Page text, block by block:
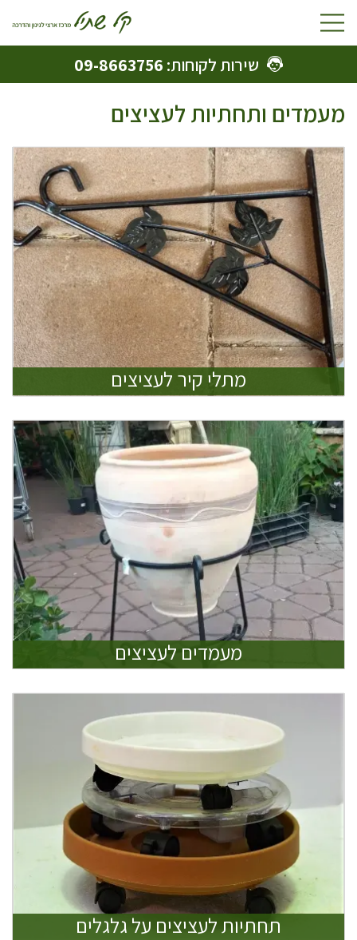
Toggle
navigation
שירות לקוחות: 09-8663756
מעמדים ותחתיות לעציצים
מתלי קיר לעציצים
מעמדים לעציצים
תחתיות לעציצים על גלגלים